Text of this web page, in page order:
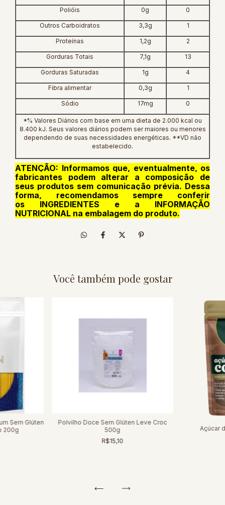
Polióis 0g 0
Outros Carboidratos 3,3g 1
Proteínas 1,2g 2
Gorduras Totais 7,1g 13
Gorduras Saturadas 1g 4
Fibra alimentar 0,3g 1
Sódio 17mg 0
*% Valores Diários com base em uma dieta de 2.000 kcal ou
8.400 kJ. Seus valores diários podem ser maiores ou menores
dependendo de suas necessidades energéticas. **VD não
estabelecido.
ATENÇÃO: Informamos que, eventualmente, os
fabricantes podem alterar a composição de
seus produtos sem comunicação prévia. Dessa
forma, recomendamos sempre conferir
os INGREDIENTES e a INFORMAÇÃO
NUTRICIONAL na embalagem do produto.
Você também pode gostar
Sem Glúten
200g
Polvilho Doce Sem Glúten Leve Croc
500g
R$15,10
Açúcar